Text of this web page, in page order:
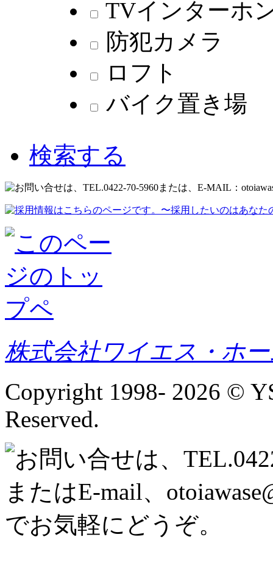
TVインターホ
防犯カメラ
ロフト
バイク置き場
検索する
株式会社ワイエス・ホ
Copyright 1998- 2026 ©
Reserved.